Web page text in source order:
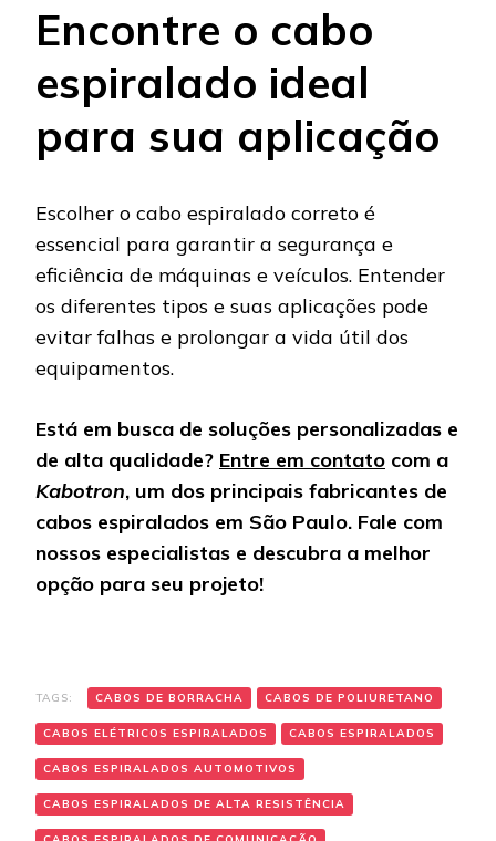
Encontre o cabo
espiralado ideal
para sua aplicação
Escolher o cabo espiralado correto é
essencial para garantir a segurança e
eficiência de máquinas e veículos. Entender
os diferentes tipos e suas aplicações pode
evitar falhas e prolongar a vida útil dos
equipamentos.
Está em busca de soluções personalizadas e
de alta qualidade? Entre em contato com a
Kabotron, um dos principais fabricantes de
cabos espiralados em São Paulo. Fale com
nossos especialistas e descubra a melhor
opção para seu projeto!
TAGS: CABOS DE BORRACHA CABOS DE POLIURETANO
CABOS ELÉTRICOS ESPIRALADOS CABOS ESPIRALADOS
CABOS ESPIRALADOS AUTOMOTIVOS
CABOS ESPIRALADOS DE ALTA RESISTÊNCIA